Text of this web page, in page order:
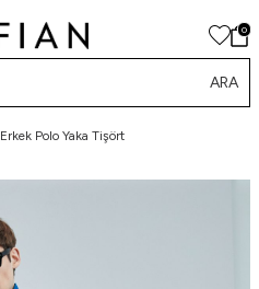
0
ARA
Erkek Polo Yaka Tişört